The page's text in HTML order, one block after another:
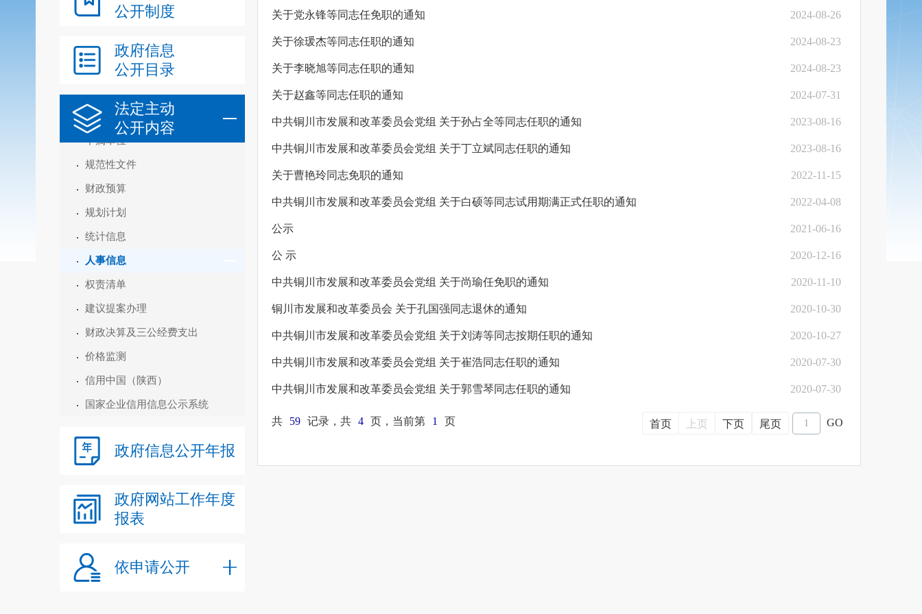
公开制度
政府信息
公开目录
法定主动
公开内容
机构职能
领导信息
内设机构
下属单位
规范性文件
财政预算
规划计划
统计信息
人事信息
权责清单
建议提案办理
财政决算及三公经费支出
价格监测
信用中国（陕西）
国家企业信用信息公示系统
政府信息公开年报
政府网站工作年度
报表
依申请公开
关于党永锋等同志任免职的通知 2024-08-26
关于徐瑗杰等同志任职的通知 2024-08-23
关于李晓旭等同志任职的通知 2024-08-23
关于赵鑫等同志任职的通知 2024-07-31
中共铜川市发展和改革委员会党组 关于孙占全等同志任职的通知 2023-08-16
中共铜川市发展和改革委员会党组 关于丁立斌同志任职的通知 2023-08-16
关于曹艳玲同志免职的通知 2022-11-15
中共铜川市发展和改革委员会党组 关于白硕等同志试用期满正式任职的通知 2022-04-08
公示 2021-06-16
公 示 2020-12-16
中共铜川市发展和改革委员会党组 关于尚瑜任免职的通知 2020-11-10
铜川市发展和改革委员会 关于孔国强同志退休的通知 2020-10-30
中共铜川市发展和改革委员会党组 关于刘涛等同志按期任职的通知 2020-10-27
中共铜川市发展和改革委员会党组 关于崔浩同志任职的通知 2020-07-30
中共铜川市发展和改革委员会党组 关于郭雪琴同志任职的通知 2020-07-30
共 59 记录，共 4 页，当前第 1 页 首页 上页 下页 尾页 GO